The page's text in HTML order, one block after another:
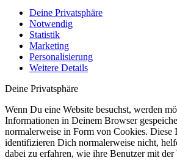
Deine Privatsphäre
Notwendig
Statistik
Marketing
Personalisierung
Weitere Details
Deine Privatsphäre
Wenn Du eine Website besuchst, werden
Informationen in Deinem Browser
normalerweise in Form von Cookies. Diese
identifizieren Dich normalerweise nicht,
dabei zu erfahren, wie ihre Benutzer mit der